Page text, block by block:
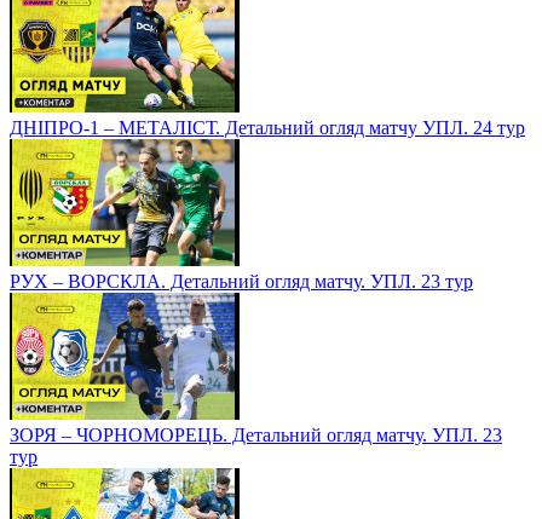
ДНІПРО-1 – МЕТАЛІСТ. Детальний огляд матчу УПЛ. 24 тур
РУХ – ВОРСКЛА. Детальний огляд матчу. УПЛ. 23 тур
ЗОРЯ – ЧОРНОМОРЕЦЬ. Детальний огляд матчу. УПЛ. 23
тур